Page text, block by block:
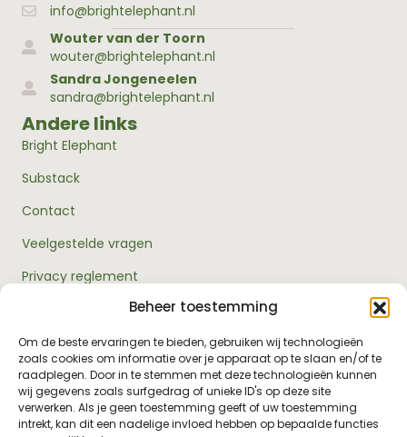
Beheer toestemming
Om de beste ervaringen te bieden, gebruiken wij technologieën
zoals cookies om informatie over je apparaat op te slaan en/of te
raadplegen. Door in te stemmen met deze technologieën kunnen
wij gegevens zoals surfgedrag of unieke ID's op deze site
verwerken. Als je geen toestemming geeft of uw toestemming
intrekt, kan dit een nadelige invloed hebben op bepaalde functies
info@brightelephant.nl
Wouter van der Toorn
wouter@brightelephant.nl
Sandra Jongeneelen
sandra@brightelephant.nl
Andere links
Bright Elephant
Substack
Contact
Veelgestelde vragen
Privacy reglement
Algemene voorwaarden
Over ons
RouwExpertise.nl is een initiatief van Bright Elephant en
hét kennisplatform over rouw en verlies. Wij bieden
betrouwbare informatie en praktische hulp voor
iedereen die met rouw te maken heeft - van jezelf tot je